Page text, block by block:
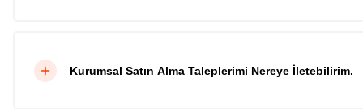
Kurumsal Satın Alma Taleplerimi Nereye İletebilirim.